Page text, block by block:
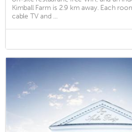
Kimball Farm is 2.9 km away. Each
cable TV and ...